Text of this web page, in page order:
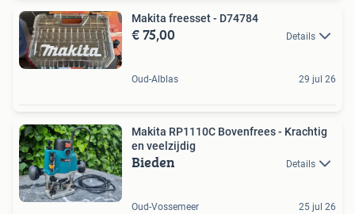
Makita freesset - D74784
€ 75,00 Details
Oud-Alblas 29 jul 26
Makita RP1110C Bovenfrees - Krachtig
en veelzijdig
Bieden Details
Oud-Vossemeer 25 jul 26